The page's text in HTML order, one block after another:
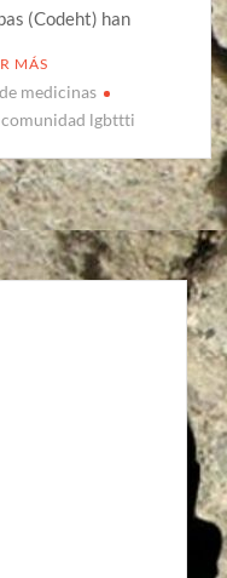
(Codeht) han
MÁS
medicinas
lgbttti